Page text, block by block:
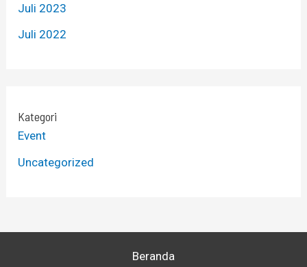
Juli 2023
Juli 2022
Kategori
Event
Uncategorized
Beranda